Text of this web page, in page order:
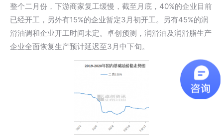
整个二月份，下游商家复工缓慢，截至月底，40%的企业目前
已经开工，另外有15%的企业暂定3月初开工。另有45%的润
滑油调和企业开工时间未定。卓创预测，润滑油及润滑脂生产
企业全面恢复生产预计延迟至3月中下旬。